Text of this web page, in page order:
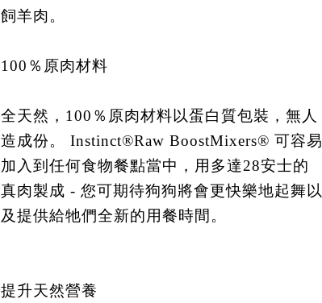
飼羊肉。
100％原肉材料
全天然，100％原肉材料以蛋白質包裝，無人
造成份。 Instinct®Raw BoostMixers® 可容易
加入到任何食物餐點當中，用多達28安士的
真肉製成 - 您可期待狗狗將會更快樂地起舞以
及提供給牠們全新的用餐時間。
提升天然營養